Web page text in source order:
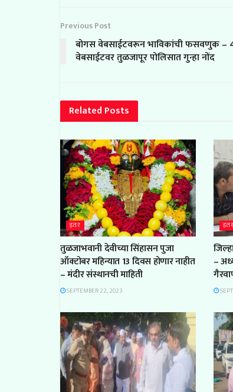
Previous Post
बोगस वेबसाईटवरून भाविकांची फसवणुक –
वेबसाईटवर तुळजापूर पोलिसात गुन्हा नोंद
Related Posts
इतर
तुळजाभवानी देवीच्या सिंहासन पुजा
ऑक्टोबर महिन्यात 13 दिवस होणार नाहीत
– मंदीर संस्थानची माहिती
SEPTEMBER 22, 2023
इतर
–